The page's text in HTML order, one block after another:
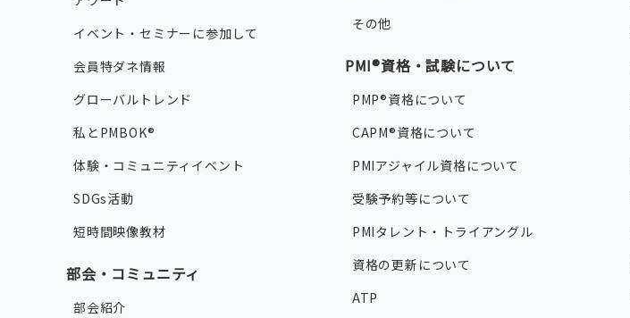
イベント・セミナーに参加して
会員特ダネ情報
グローバルトレンド
私とPMBOK®
体験・コミュニティイベント
SDGs活動
短時間映像教材
部会・コミュニティ
部会紹介
その他
PMI®資格・試験について
PMP®資格について
CAPM®資格について
PMIアジャイル資格について
受験予約等について
PMIタレント・トライアングル
資格の更新について
ATP